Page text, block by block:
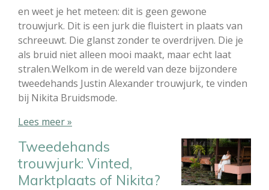
en weet je het meteen: dit is geen gewone
trouwjurk. Dit is een jurk die fluistert in plaats van
schreeuwt. Die glanst zonder te overdrijven. Die je
als bruid niet alleen mooi maakt, maar echt laat
stralen.⁠Welkom in de wereld van deze bijzondere
tweedehands Justin Alexander trouwjurk, te vinden
bij Nikita Bruidsmode.
Lees meer »
Tweedehands
trouwjurk: Vinted,
Marktplaats of Nikita?